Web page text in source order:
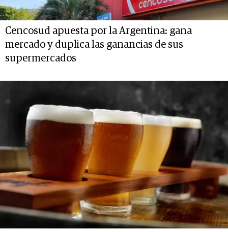
Cencosud apuesta por la Argentina: gana
mercado y duplica las ganancias de sus
supermercados